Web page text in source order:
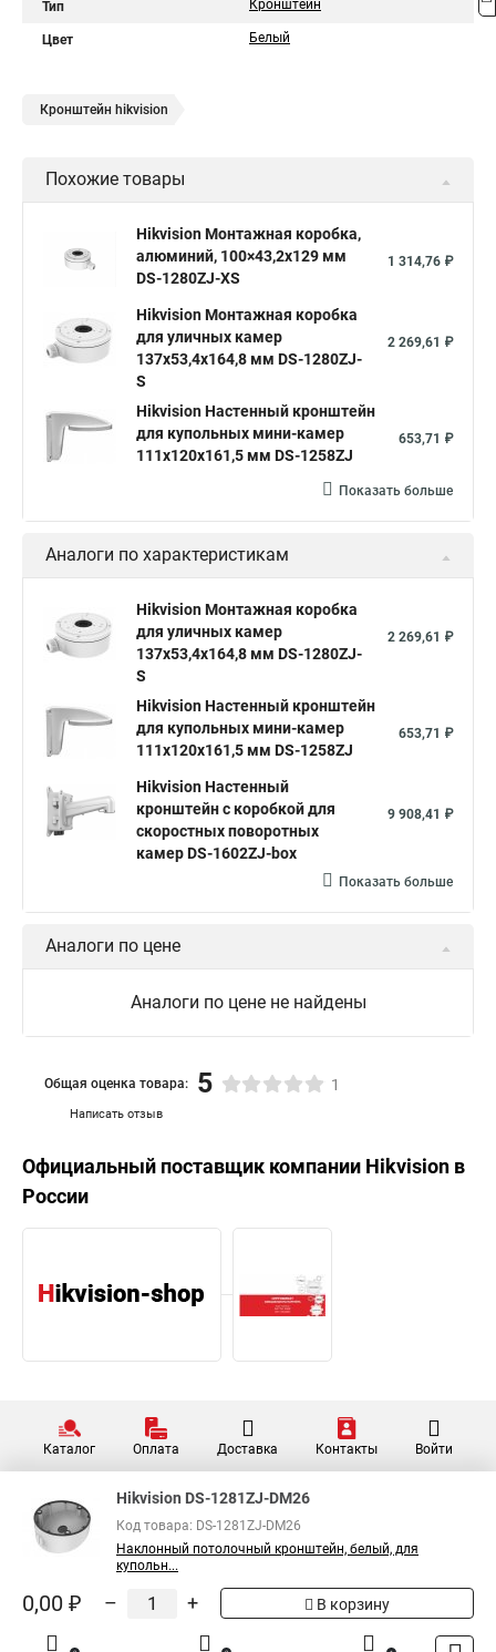
Тип Кронштейн
Цвет Белый
Кронштейн hikvision
Похожие товары
Hikvision Монтажная коробка,
алюминий, 100×43,2x129 мм
DS-1280ZJ-XS
1 314,76 ₽
Hikvision Монтажная коробка
для уличных камер
137x53,4x164,8 мм DS-1280ZJ-
S
2 269,61 ₽
Hikvision Настенный кронштейн
для купольных мини-камер
111x120x161,5 мм DS-1258ZJ
653,71 ₽
Показать больше
Аналоги по характеристикам
Hikvision Монтажная коробка
для уличных камер
137x53,4x164,8 мм DS-1280ZJ-
S
2 269,61 ₽
Hikvision Настенный кронштейн
для купольных мини-камер
111x120x161,5 мм DS-1258ZJ
653,71 ₽
Hikvision Настенный
кронштейн с коробкой для
скоростных поворотных
камер DS-1602ZJ-box
9 908,41 ₽
Показать больше
Аналоги по цене
Аналоги по цене не найдены
Написать отзыв
Общая оценка товара: 5 1
Официальный поставщик компании Hikvision в
России
Каталог Оплата Доставка Контакты Войти
Hikvision DS-1281ZJ-DM26
Код товара: DS-1281ZJ-DM26
Наклонный потолочный кронштейн, белый, для
купольн...
0,00 ₽ – + В корзину